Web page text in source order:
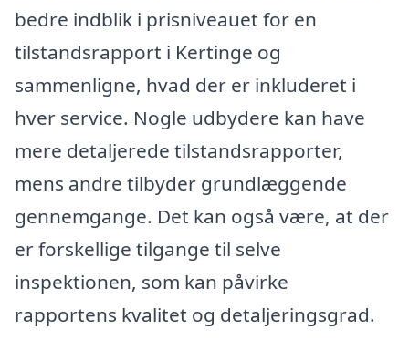
bedre indblik i prisniveauet for en
tilstandsrapport i Kertinge og
sammenligne, hvad der er inkluderet i
hver service. Nogle udbydere kan have
mere detaljerede tilstandsrapporter,
mens andre tilbyder grundlæggende
gennemgange. Det kan også være, at der
er forskellige tilgange til selve
inspektionen, som kan påvirke
rapportens kvalitet og detaljeringsgrad.